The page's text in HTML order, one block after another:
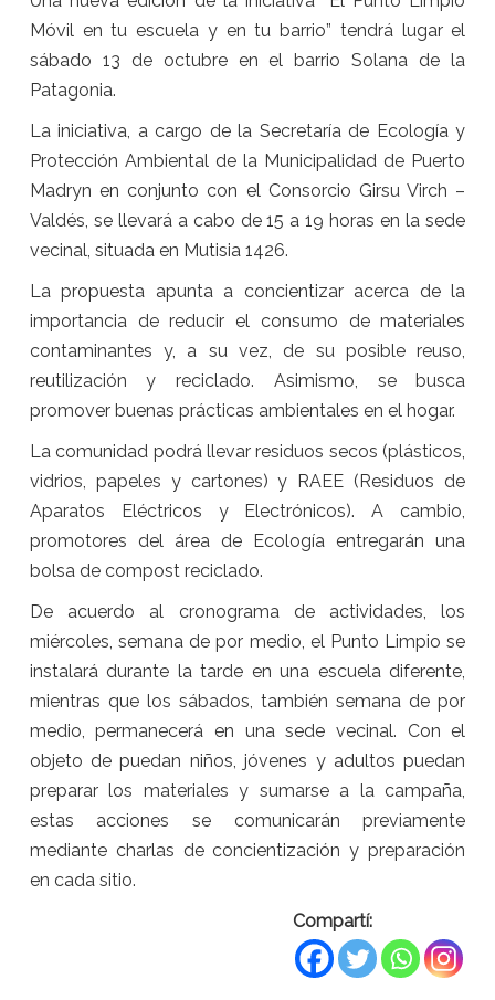
Móvil en tu escuela y en tu barrio” tendrá lugar el
sábado 13 de octubre en el barrio Solana de la
Patagonia.
La iniciativa, a cargo de la Secretaría de Ecología y
Protección Ambiental de la Municipalidad de Puerto
Madryn en conjunto con el Consorcio Girsu Virch –
Valdés, se llevará a cabo de 15 a 19 horas en la sede
vecinal, situada en Mutisia 1426.
La propuesta apunta a concientizar acerca de la
importancia de reducir el consumo de materiales
contaminantes y, a su vez, de su posible reuso,
reutilización y reciclado. Asimismo, se busca
promover buenas prácticas ambientales en el hogar.
La comunidad podrá llevar residuos secos (plásticos,
vidrios, papeles y cartones) y RAEE (Residuos de
Aparatos Eléctricos y Electrónicos). A cambio,
promotores del área de Ecología entregarán una
bolsa de compost reciclado.
De acuerdo al cronograma de actividades, los
miércoles, semana de por medio, el Punto Limpio se
instalará durante la tarde en una escuela diferente,
mientras que los sábados, también semana de por
medio, permanecerá en una sede vecinal. Con el
objeto de puedan niños, jóvenes y adultos puedan
preparar los materiales y sumarse a la campaña,
estas acciones se comunicarán previamente
mediante charlas de concientización y preparación
en cada sitio.
Compartí: